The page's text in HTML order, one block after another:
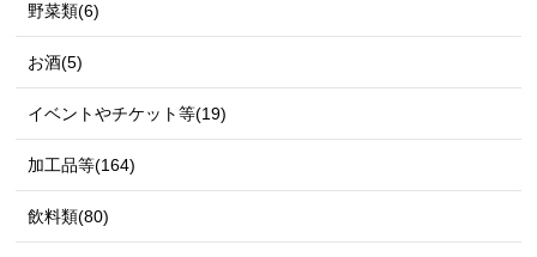
野菜類(6)
お酒(5)
イベントやチケット等(19)
加工品等(164)
飲料類(80)